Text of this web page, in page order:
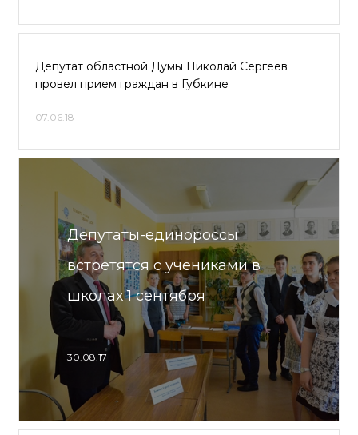
Депутат областной Думы Николай Сергеев
провел прием граждан в Губкине
07.06.18
Депутаты-единороссы
встретятся с учениками в
школах 1 сентября
30.08.17